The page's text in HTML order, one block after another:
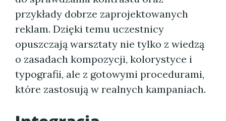
przykłady dobrze zaprojektowanych
reklam. Dzięki temu uczestnicy
opuszczają warsztaty nie tylko z wiedzą
o zasadach kompozycji, kolorystyce i
typografii, ale z gotowymi procedurami,
które zastosują w realnych kampaniach.